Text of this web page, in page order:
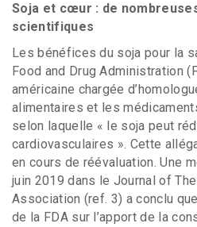
Soja et cœur : de
scientifiques
Les bénéfices du soja pour la
Food and Drug Administration
américaine chargée
alimentaires et les
selon laquelle « le soja peut
cardiovasculaires ». Cette
en cours de réévaluation. Une
juin 2019 dans le Journal of
Association (ref. 3) a conclu
de la FDA sur l’apport de la